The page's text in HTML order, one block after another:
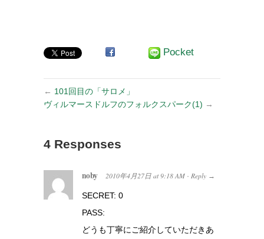
Pocket
← 101回目の「サロメ」
ヴィルマースドルフのフォルクスパーク(1) →
4 Responses
noby 2010年4月27日 at 9:18 AM · Reply →
SECRET: 0
PASS:
どうも丁寧にご紹介していただきあ